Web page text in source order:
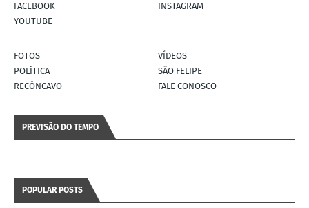
FACEBOOK
INSTAGRAM
YOUTUBE
FOTOS
VÍDEOS
POLÍTICA
SÃO FELIPE
RECÔNCAVO
FALE CONOSCO
PREVISÃO DO TEMPO
POPULAR POSTS